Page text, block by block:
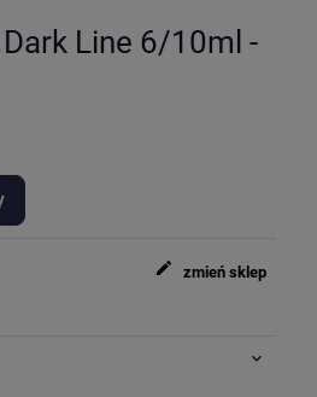
Line 6/10ml -
edit
zmień sklep
keyboard_arrow_down